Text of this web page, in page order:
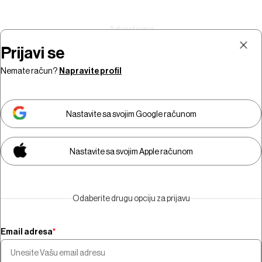
Morate biti pretplatnik da biste
gledali video sadržaj.
Pretplatite se
Prijavi se
Nemate račun? Napravite profil
Nastavite sa svojim Google računom
Nastavite sa svojim Apple računom
Odaberite drugu opciju za prijavu
Email adresa*